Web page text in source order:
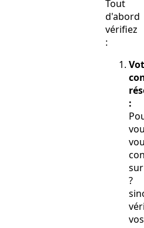
Tout
d'abord
vérifiez
:
:
?
vos